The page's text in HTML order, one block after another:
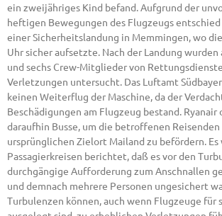
ein zweijähriges Kind befand. Aufgrund der
heftigen Bewegungen des Flugzeugs
einer Sicherheitslandung in Memmingen, wo
Uhr sicher aufsetzte. Nach der Landung wurden
und sechs Crew-Mitglieder von
Verletzungen untersucht. Das Luftamt
keinen Weiterflug der Maschine, da der
Beschädigungen am Flugzeug bestand. Ryanair
daraufhin Busse, um die betroffenen
ursprünglichen Zielort Mailand zu befördern. Es
Passagierkreisen berichtet, daß es vor den
durchgängige Aufforderung zum Anschnallen
und demnach mehrere Personen ungesichert
Turbulenzen können, auch wenn Flugzeuge für